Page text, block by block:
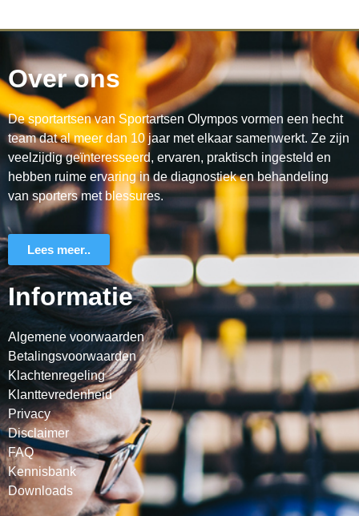
Over ons
De sportartsen van Sportartsen Olympos vormen een hecht
team dat al meer dan 10 jaar met elkaar samenwerkt. Ze zijn
veelzijdig geïnteresseerd, ervaren, praktisch ingesteld en
hebben ruime ervaring in de diagnostiek en behandeling
van sporters met blessures.
Lees meer..
Informatie
Algemene voorwaarden
Betalingsvoorwaarden
Klachtenregeling
Klanttevredenheid
Privacy
Disclaimer
FAQ
Kennisbank
Downloads